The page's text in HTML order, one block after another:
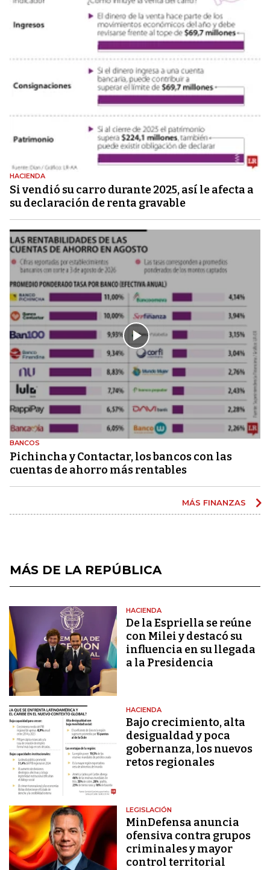
HACIENDA
Si vendió su carro durante 2025, así le afecta a
su declaración de renta gravable
BANCOS
Pichincha y Contactar, los bancos con las
cuentas de ahorro más rentables
MÁS FINANZAS
MÁS DE LA REPÚBLICA
HACIENDA
De la Espriella se reúne
con Milei y destacó su
influencia en su llegada
a la Presidencia
HACIENDA
Bajo crecimiento, alta
desigualdad y poca
gobernanza, los nuevos
retos regionales
LEGISLACIÓN
MinDefensa anuncia
ofensiva contra grupos
criminales y mayor
control territorial